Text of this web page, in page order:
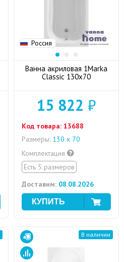
Россия
Ванна акриловая 1Marka
Classic 130x70
15 822 ₽
Код товара: 13688
Размеры: 130 х 70
Комплектация
Есть 5 размеров
Доставим: 08.08.2026
В наличии